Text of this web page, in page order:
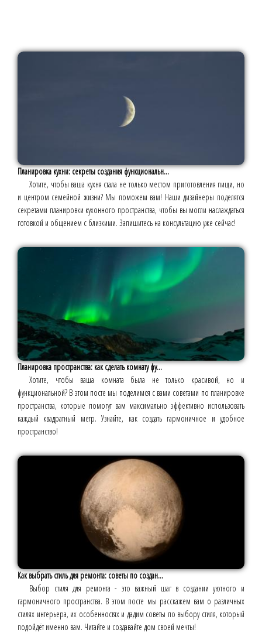
Планировка кухни: секреты создания функциональн...
Хотите, чтобы ваша кухня стала не только местом приготовления пищи, но
и центром семейной жизни? Мы поможем вам! Наши дизайнеры поделятся
секретами планировки кухонного пространства, чтобы вы могли наслаждаться
готовкой и общением с близкими. Запишитесь на консультацию уже сейчас!
Планировка пространства: как сделать комнату фу...
Хотите, чтобы ваша комната была не только красивой, но и
функциональной? В этом посте мы поделимся с вами советами по планировке
пространства, которые помогут вам максимально эффективно использовать
каждый квадратный метр. Узнайте, как создать гармоничное и удобное
пространство!
Как выбрать стиль для ремонта: советы по создан...
Выбор стиля для ремонта - это важный шаг в создании уютного и
гармоничного пространства. В этом посте мы расскажем вам о различных
стилях интерьера, их особенностях и дадим советы по выбору стиля, который
подойдёт именно вам. Читайте и создавайте дом своей мечты!